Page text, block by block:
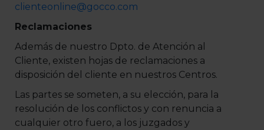
clienteonline@gocco.com
Reclamaciones
Además de nuestro Dpto. de Atención al
Cliente, existen hojas de reclamaciones a
disposición del cliente en nuestros Centros.
Las partes se someten, a su elección, para la
resolución de los conflictos y con renuncia a
cualquier otro fuero, a los juzgados y